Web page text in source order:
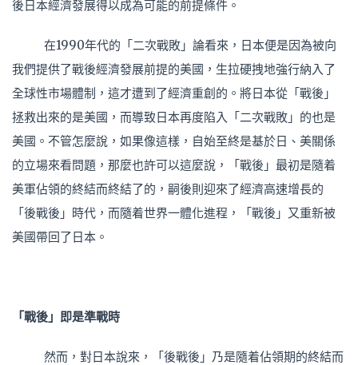
後日本經濟發展得以成為可能的前提條件。
在1990年代的「二次戰敗」論看來，日本便是因為被向
我們提供了戰後經濟發展前提的美國，生拉硬拽地強行納入了
全球性市場體制，這才遭到了經濟重創的。將日本從「戰後」
拯救出來的是美國，而導致日本再度陷入「二次戰敗」的也是
美國。不管怎麼說，如果像這樣，自始至終是基於日、美關係
的立場來看問題，那麼也許可以這麼說，「戰後」最初是隨着
美軍佔領的終結而終結了的，嗣後則迎來了經濟高速增長的
「後戰後」時代，而隨着世界一體化進程，「戰後」又重新被
美國帶回了日本。
「戰後」即是準戰時
然而，對日本說來，「後戰後」乃是隨着佔領期的終結而